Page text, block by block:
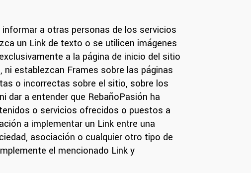
a otras personas de los servicios
un Link de texto o se utilicen imágenes
a la página de inicio del sitio
establezcan Frames sobre las páginas
o incorrectas sobre el sitio, sobre los
dar a entender que RebañoPasión ha
o servicios ofrecidos o puestos a
a implementar un Link entre una
asociación o cualquier otro tipo de
el mencionado Link y